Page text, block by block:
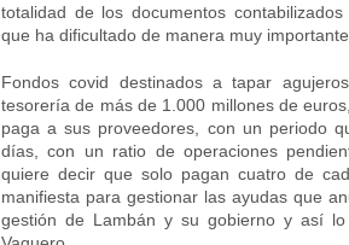
totalidad de los documentos
que ha dificultado de manera muy
Fondos covid destinados a tapar
tesorería de más de 1.000 millones de
paga a sus proveedores, con un periodo
días, con un ratio de operaciones
quiere decir que solo pagan cuatro de
manifiesta para gestionar las ayudas que
gestión de Lambán y su gobierno y así